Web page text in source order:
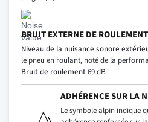
BRUIT EXTERNE DE
Niveau de la nuisance sonore
le pneu en roulant, noté de la
Bruit de roulement69 dB
ADHÉRENCE SUR LA
Le symbole alpin indique